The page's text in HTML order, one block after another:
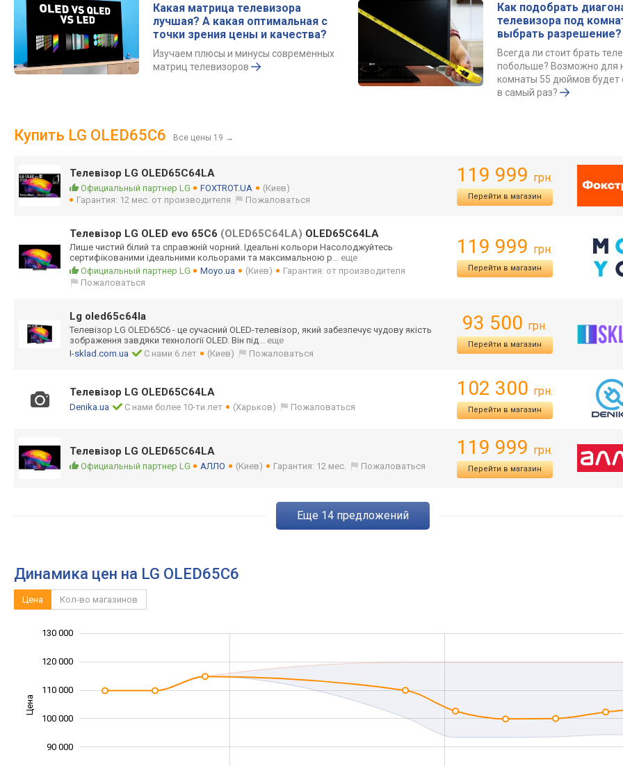
Какая матрица телевизора
лучшая? А какая оптимальная с
точки зрения цены и качества?
Изучаем плюсы и минусы современных
матриц телевизоров
Как подобрать
телевизора под
выбрать разрешение?
Всегда ли стоит брать
побольше? Возможно для
комнаты 55 дюймов будет
в самый раз?
Купить LG OLED65C6 Все цены 19 →
Телевізор LG OLED65C64LA
Официальный партнер LG FOXTROT.UA
(Киев)
Гарантия: 12 мес. от производителя
Пожаловаться
119 999 грн.
Перейти в магазин
Телевізор LG OLED evo 65C6 (OLED65C64LA) OLED65C64LA
Лише чистий білий та справжній чорний. Ідеальні кольори Насолоджуйтесь
сертифікованими ідеальними кольорами та максимальною р... еще
Официальный партнер LG
Moyo.ua (Киев)
Гарантия: от производителя
Пожаловаться
119 999 грн.
Перейти в магазин
Lg oled65c64la
Телевізор LG OLED65C6 - це сучасний OLED-телевізор, який забезпечує чудову якість
зображення завдяки технології OLED. Він під... еще
I-sklad.com.ua
С нами 6 лет (Киев) Пожаловаться
93 500 грн.
Перейти в магазин
Телевізор LG OLED65C64LA
Denika.ua С нами более 10-ти лет (Харьков) Пожаловаться
102 300 грн.
Перейти в магазин
Телевізор LG OLED65C64LA
Официальный партнер LG АЛЛО (Киев) Гарантия: 12 мес. Пожаловаться
119 999 грн.
Перейти в магазин
eще 14предложений
Динамика цен на LG OLED65C6
Цена Кол-во магазинов
Цена
90 000
100 000
110 000
120 000
130 000